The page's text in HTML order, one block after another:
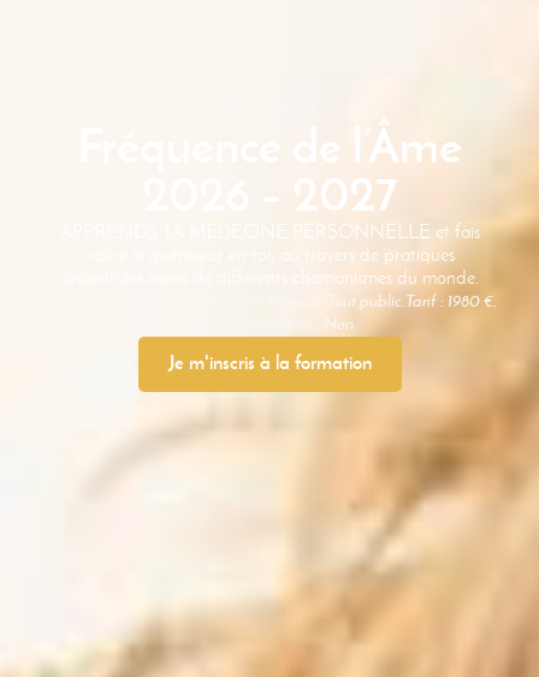
Fréquence de l’Âme
2026 – 2027
APPRENDS TA MEDECINE PERSONNELLE et fais
naître le guérisseur en toi, au travers de pratiques
ancestrales issues de différents chamanismes du monde.
Niveau : Tout public. Tarif : 1980 €.
Aide à la formation : Non.
Je m'inscris à la formation